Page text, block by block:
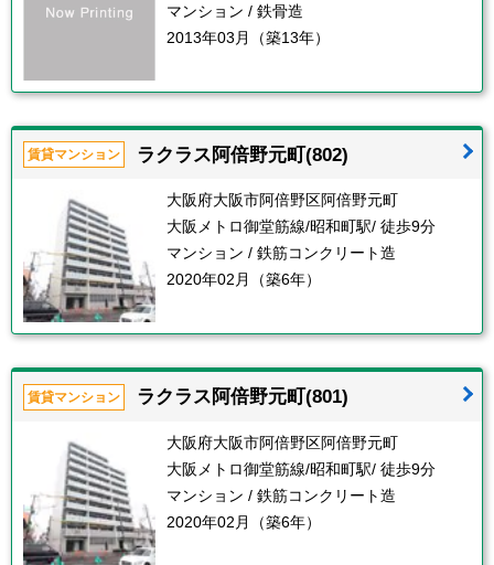
マンション / 鉄骨造
2013年03月（築13年）
賃貸マンション ラクラス阿倍野元町(802)
大阪府大阪市阿倍野区阿倍野元町
大阪メトロ御堂筋線/昭和町駅/ 徒歩9分
マンション / 鉄筋コンクリート造
2020年02月（築6年）
賃貸マンション ラクラス阿倍野元町(801)
大阪府大阪市阿倍野区阿倍野元町
大阪メトロ御堂筋線/昭和町駅/ 徒歩9分
マンション / 鉄筋コンクリート造
2020年02月（築6年）